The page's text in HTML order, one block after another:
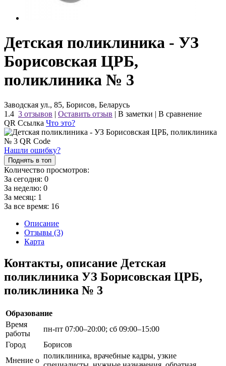
Детская поликлиника - УЗ
Борисовская ЦРБ,
поликлиника № 3
Заводская ул., 85, Борисов, Беларусь
1.4 3 отзывов | Оставить отзыв | В заметки | В сравнение
QR Ссылка Что это?
Нашли ошибку?
Поднять в топ
Количество просмотров:
За сегодня: 0
За неделю: 0
За месяц: 1
За все время: 16
Описание
Отзывы (3)
Карта
Контакты, описание Детская
поликлиника УЗ Борисовская ЦРБ,
поликлиника № 3
Образование
Время
работы
пн-пт 07:00–20:00; сб 09:00–15:00
Город
Борисов
Мнение о
поликлиника, врачебные кадры, узкие